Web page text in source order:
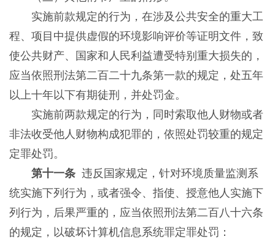
实施前款规定的行为，在涉及公共安全的重大工
程、项目中提供虚假的环境影响评价等证明文件，致
使公共财产、国家和人民利益遭受特别重大损失的，
应当依照刑法第二百二十九条第一款的规定，处五年
以上十年以下有期徒刑，并处罚金。
实施前两款规定的行为，同时索取他人财物或者
非法收受他人财物构成犯罪的，依照处罚较重的规定
定罪处罚。
第十一条违反国家规定，针对环境质量监测系
统实施下列行为，或者强令、指使、授意他人实施下
列行为，后果严重的，应当依照刑法第二百八十六条
的规定，以破坏计算机信息系统罪定罪处罚：